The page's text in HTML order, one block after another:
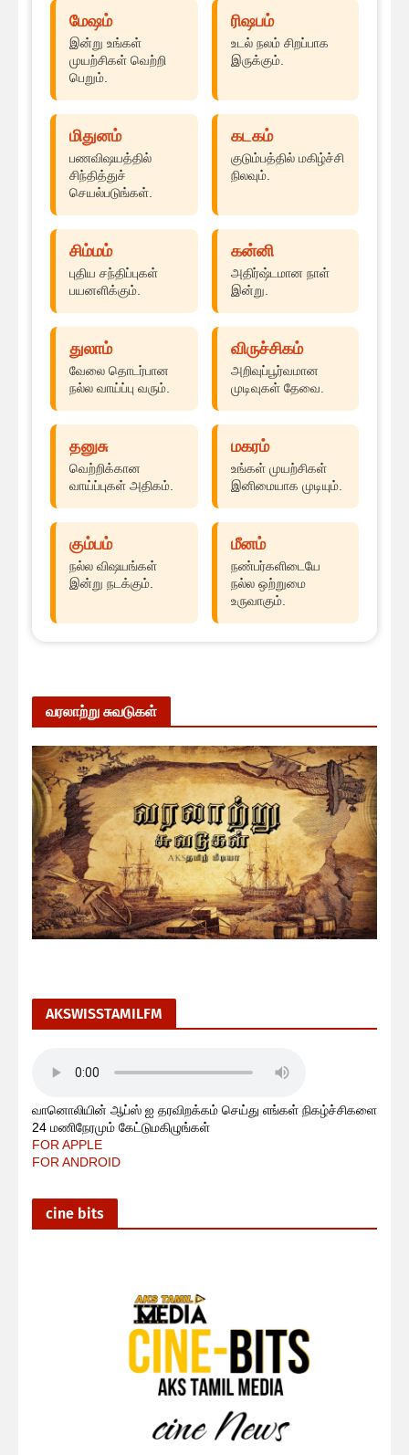
மேஷம்
இன்று உங்கள்
முயற்சிகள் வெற்றி
பெறும்.
ரிஷபம்
உடல் நலம் சிறப்பாக
இருக்கும்.
மிதுனம்
பணவிஷயத்தில்
சிந்தித்துச்
செயல்படுங்கள்.
கடகம்
குடும்பத்தில் மகிழ்ச்சி
நிலவும்.
சிம்மம்
புதிய சந்திப்புகள்
பயனளிக்கும்.
கன்னி
அதிர்ஷ்டமான நாள்
இன்று.
துலாம்
வேலை தொடர்பான
நல்ல வாய்ப்பு வரும்.
விருச்சிகம்
அறிவுப்பூர்வமான
முடிவுகள் தேவை.
தனுசு
வெற்றிக்கான
வாய்ப்புகள் அதிகம்.
மகரம்
உங்கள் முயற்சிகள்
இனிமையாக முடியும்.
கும்பம்
நல்ல விஷயங்கள்
இன்று நடக்கும்.
மீனம்
நண்பர்களிடையே
நல்ல ஒற்றுமை
உருவாகும்.
வரலாற்று சுவடுகள்
AKSWISSTAMILFM
வானொலியின் ஆப்ஸ் ஐ தரவிறக்கம் செய்து எங்கள் நிகழ்ச்சிகளை
24 மணிநேரமும் கேட்டுமகிழுங்கள்
FOR APPLE
FOR ANDROID
cine bits